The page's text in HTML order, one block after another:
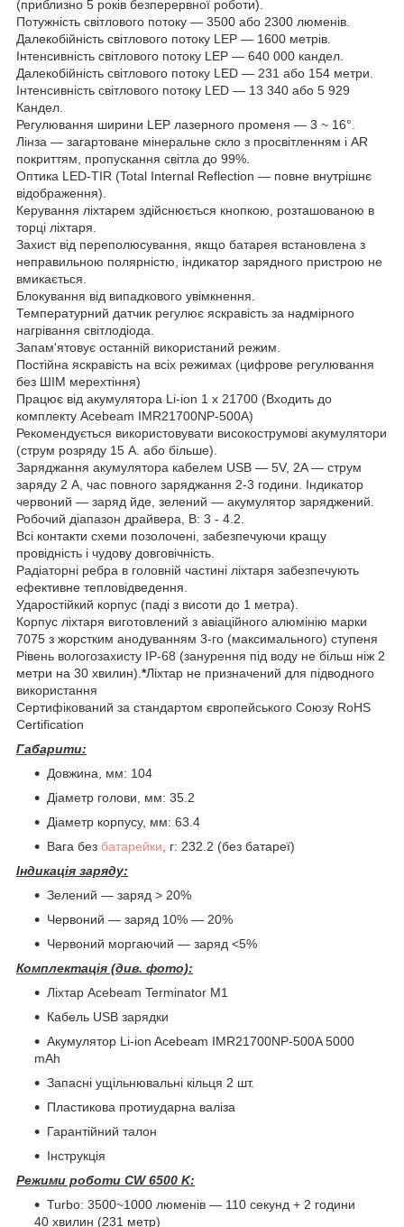
(приблизно 5 років безперервної роботи).
Потужність світлового потоку — 3500 або 2300 люменів.
Далекобійність світлового потоку LEP — 1600 метрів.
Інтенсивність світлового потоку LEP — 640 000 кандел.
Далекобійність світлового потоку LED — 231 або 154 метри.
Інтенсивність світлового потоку LED — 13 340 або 5 929
Кандел.
Регулювання ширини LEP лазерного променя — 3 ~ 16°.
Лінза — загартоване мінеральне скло з просвітленням і AR
покриттям, пропускання світла до 99%.
Оптика LED-TIR (Total Internal Reflection — повне внутрішнє
відображення).
Керування ліхтарем здійснюється кнопкою, розташованою в
торці ліхтаря.
Захист від переполюсування, якщо батарея встановлена з
неправильною полярністю, індикатор зарядного пристрою не
вмикається.
Блокування від випадкового увімкнення.
Температурний датчик регулює яскравість за надмірного
нагрівання світлодіода.
Запам'ятовує останній використаний режим.
Постійна яскравість на всіх режимах (цифрове регулювання
без ШІМ мерехтіння)
Працює від акумулятора Li-ion 1 х 21700 (Входить до
комплекту Acebeam IMR21700NP-500A)
Рекомендується використовувати високострумові акумулятори
(струм розряду 15 А. або більше).
Заряджання акумулятора кабелем USB — 5V, 2A — струм
заряду 2 А, час повного заряджання 2-3 години. Індикатор
червоний — заряд йде, зелений — акумулятор заряджений.
Робочий діапазон драйвера, В: 3 - 4.2.
Всі контакти схеми позолочені, забезпечуючи кращу
провідність і чудову довговічність.
Радіаторні ребра в головній частині ліхтаря забезпечують
ефективне тепловідведення.
Ударостійкий корпус (паді з висоти до 1 метра).
Корпус ліхтаря виготовлений з авіаційного алюмінію марки
7075 з жорстким анодуванням 3-го (максимального) ступеня
Рівень вологозахисту IP-68 (занурення під воду не більш ніж 2
метри на 30 хвилин). *Ліхтар не призначений для підводного
використання
Сертифікований за стандартом європейського Союзу RoHS
Certification
Габарити:
Довжина, мм: 104
Діаметр голови, мм: 35.2
Діаметр корпусу, мм: 63.4
Вага без батарейки , г: 232.2 (без батареї)
Індикація заряду:
Зелений — заряд > 20%
Червоний — заряд 10% — 20%
Червоний моргаючий — заряд <5%
Комплектація (див. фото):
Ліхтар Acebeam Terminator M1
Кабель USB зарядки
Акумулятор Li-ion Acebeam IMR21700NP-500A 5000
mAh
Запасні ущільнювальні кільця 2 шт.
Пластикова протиударна валіза
Гарантійний талон
Інструкція
Режими роботи CW 6500 K:
Turbo: 3500~1000 люменів — 110 секунд + 2 години
40 хвилин (231 метр)